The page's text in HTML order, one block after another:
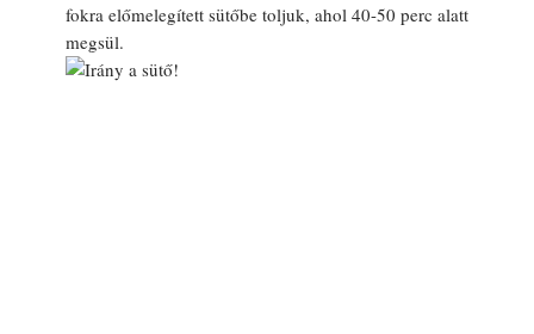
fokra előmelegített sütőbe toljuk, ahol 40-50 perc alatt
megsül.